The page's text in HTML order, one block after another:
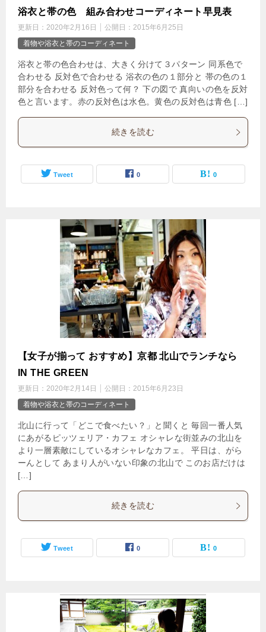
浴衣と帯の色 組み合わせコーディネート早見表
更新日： 2020年2月16日 公開日： 2015年6月25日
着物や浴衣と帯のコーディネート
浴衣と帯の色合わせは、大きく分けて３パターン 同系色で
合わせる 反対色で合わせる 浴衣の色の１部分と 帯の色の１
部分を合わせる 反対色って何？ 下の図で 真向いの色を反対
色と言います。赤の反対色は水色。黄色の反対色は青色 […]
続きを読む
Tweet 0 0
【女子が揃って おすすめ】京都 北山でランチなら
IN THE GREEN
更新日： 2020年2月14日 公開日： 2015年6月23日
着物や浴衣と帯のコーディネート
北山に行って「どこで食べたい？」と聞くと 毎回一番人気
にあがるピッツェリア・カフェ オシャレな街並みの北山を
より一層素敵にしているオシャレなカフェ。 平日は、がら
ーんとして あまり人がいない印象の北山で このお店だけは
[…]
続きを読む
Tweet 0 0